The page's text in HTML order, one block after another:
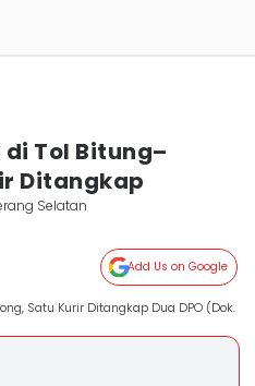
Tol Bitung–
Ditangkap
Selatan
Add Us on Google
Satu Kurir Ditangkap Dua DPO (Dok.